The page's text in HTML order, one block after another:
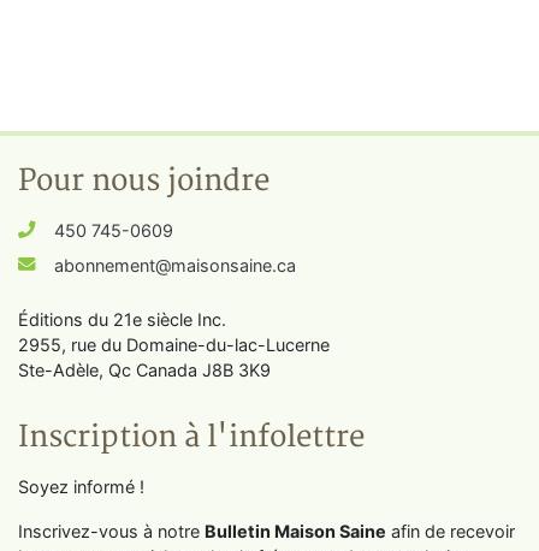
Pour nous joindre
450 745-0609
abonnement@maisonsaine.ca
Éditions du 21e siècle Inc.
2955, rue du Domaine-du-lac-Lucerne
Ste-Adèle, Qc Canada J8B 3K9
Inscription à l'infolettre
Soyez informé !
Inscrivez-vous à notre Bulletin Maison Saine afin de recevoir